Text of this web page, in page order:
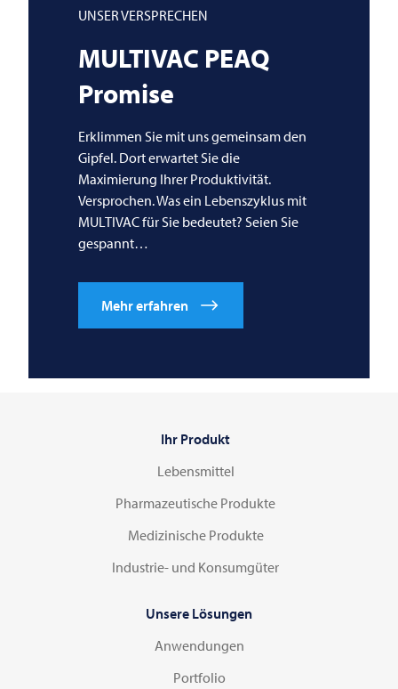
UNSER VERSPRECHEN
MULTIVAC PEAQ
Promise
Erklimmen Sie mit uns gemeinsam den
Gipfel. Dort erwartet Sie die
Maximierung Ihrer Produktivität.
Versprochen. Was ein Lebenszyklus mit
MULTIVACfür Sie bedeutet? Seien Sie
gespannt…
Mehr erfahren
Ihr Produkt
Lebensmittel
Pharmazeutische Produkte
Medizinische Produkte
Industrie- und Konsumgüter
Unsere Lösungen
Anwendungen
Portfolio